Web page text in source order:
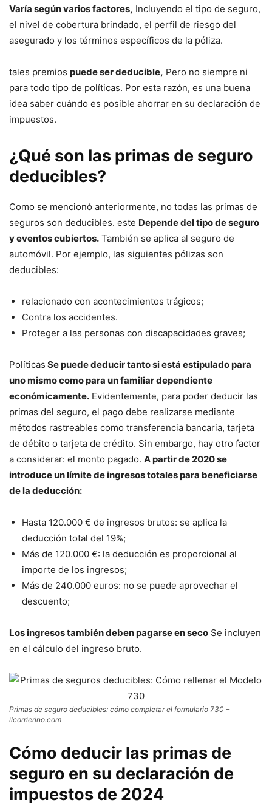
Varía según varios factores, Incluyendo el tipo de seguro,
el nivel de cobertura brindado, el perfil de riesgo del
asegurado y los términos específicos de la póliza.
tales premios puede ser deducible, Pero no siempre ni
para todo tipo de políticas. Por esta razón, es una buena
idea saber cuándo es posible ahorrar en su declaración de
impuestos.
¿Qué son las primas de seguro
deducibles?
Como se mencionó anteriormente, no todas las primas de
seguros son deducibles. este Depende del tipo de seguro
y eventos cubiertos. También se aplica al seguro de
automóvil. Por ejemplo, las siguientes pólizas son
deducibles:
relacionado con acontecimientos trágicos;
Contra los accidentes.
Proteger a las personas con discapacidades graves;
Políticas Se puede deducir tanto si está estipulado para
uno mismo como para un familiar dependiente
económicamente. Evidentemente, para poder deducir las
primas del seguro, el pago debe realizarse mediante
métodos rastreables como transferencia bancaria, tarjeta
de débito o tarjeta de crédito. Sin embargo, hay otro factor
a considerar: el monto pagado. A partir de 2020 se
introduce un límite de ingresos totales para beneficiarse
de la deducción:
Hasta 120.000 € de ingresos brutos: se aplica la
deducción total del 19%;
Más de 120.000 €: la deducción es proporcional al
importe de los ingresos;
Más de 240.000 euros: no se puede aprovechar el
descuento;
Los ingresos también deben pagarse en seco Se incluyen
en el cálculo del ingreso bruto.
Primas de seguro deducibles: cómo completar el formulario 730 –
ilcorrierino.com
Cómo deducir las primas de
seguro en su declaración de
impuestos de 2024